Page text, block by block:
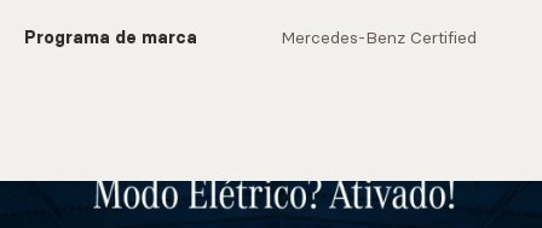
Programa de marca Mercedes-Benz Certified